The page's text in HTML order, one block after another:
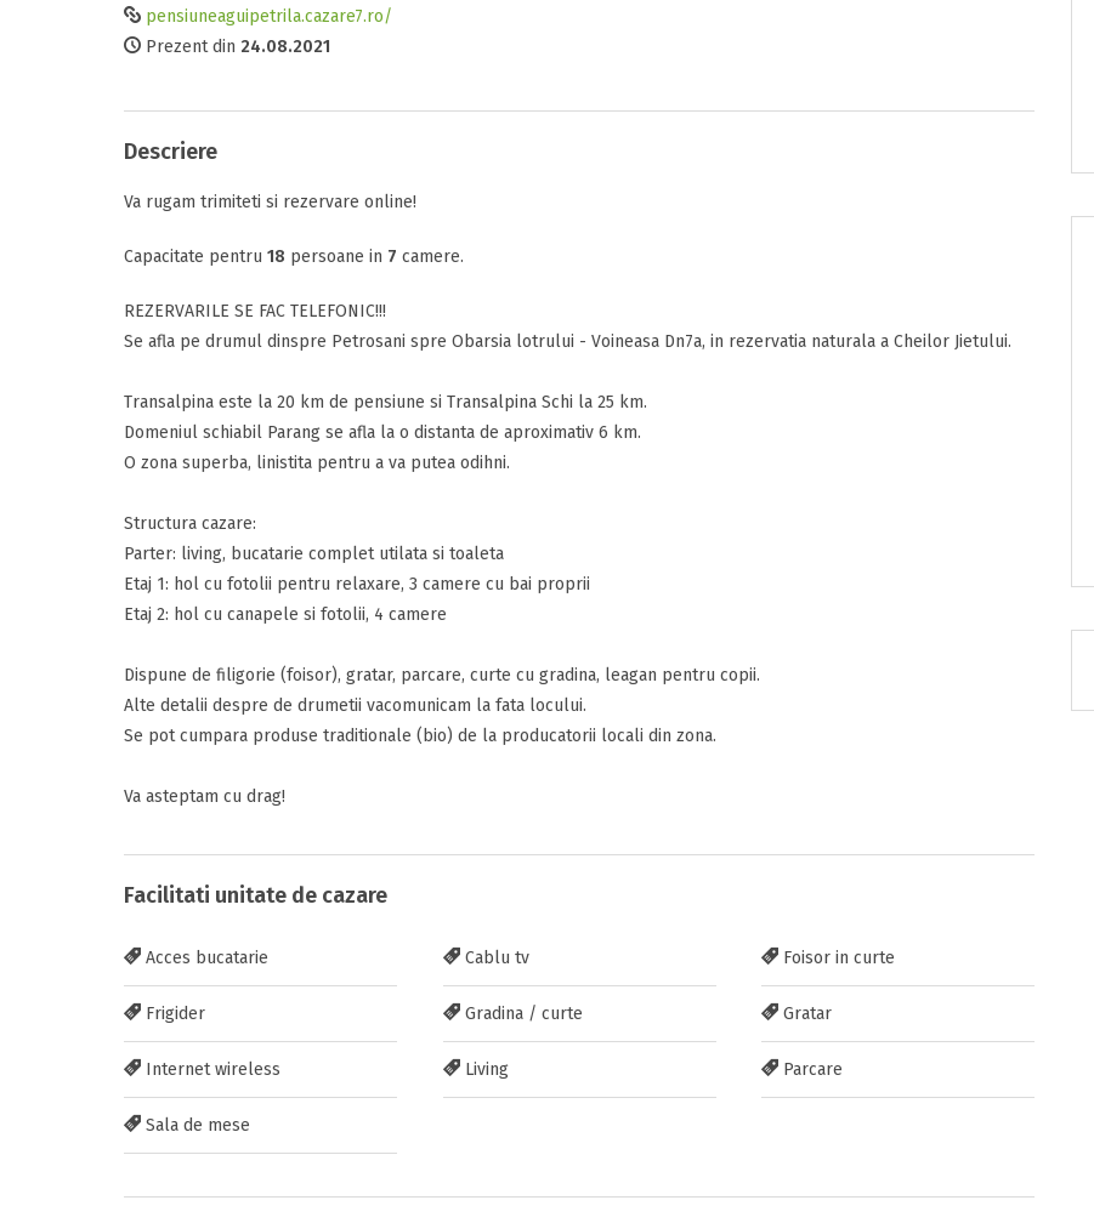
pensiuneaguipetrila.cazare7.ro/
Prezent din 24.08.2021
Descriere
Va rugam trimiteti si rezervare online!
Capacitate pentru 18 persoane in 7 camere.
REZERVARILE SE FAC TELEFONIC!!!
Se afla pe drumul dinspre Petrosani spre Obarsia lotrului - Voineasa Dn7a, in rezervatia naturala a Cheilor Jietului.
Transalpina este la 20 km de pensiune si Transalpina Schi la 25 km.
Domeniul schiabil Parang se afla la o distanta de aproximativ 6 km.
O zona superba, linistita pentru a va putea odihni.
Structura cazare:
Parter: living, bucatarie complet utilata si toaleta
Etaj 1: hol cu fotolii pentru relaxare, 3 camere cu bai proprii
Etaj 2: hol cu canapele si fotolii, 4 camere
Dispune de filigorie (foisor), gratar, parcare, curte cu gradina, leagan pentru copii.
Alte detalii despre de drumetii vacomunicam la fata locului.
Se pot cumpara produse traditionale (bio) de la producatorii locali din zona.
Va asteptam cu drag!
Facilitati unitate de cazare
Acces bucatarie Cablu tv Foisor in curte
Frigider Gradina / curte Gratar
Internet wireless Living Parcare
Sala de mese
Facilitati
Termeni si conditii
Adauga recenzia
Alte detalii
Inscrieti-va GRATUIT pe grupul nostru de cazare
https://www.facebook.com/groups/cazareromaniaghidonline